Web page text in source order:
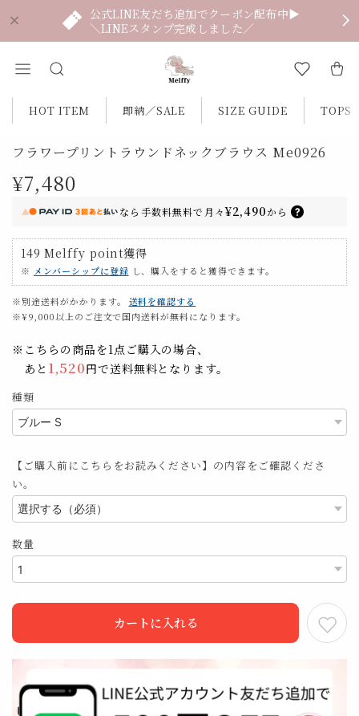
公式LINE友だち追加でクーポン配布中▶
＼LINEスタンプ完成しました／
HOT ITEM 即納／SALE SIZE GUIDE TOPS
フラワープリントラウンドネックブラウス Me0926
¥7,480
なら 手数料無料で 月々¥2,490から
149 Melffy point獲得
※ メンバーシップに登録 し、購入をすると獲得できます。
※別途送料がかかります。
送料を確認する
※¥9,000以上のご注文で国内送料が無料になります。
※こちらの商品を1点ご購入の場合、
あと 1,520円で送料無料となります。
種類
【ご購入前にこちらをお読みください】の内容をご確認くださ
い。
数量
カートに入れる